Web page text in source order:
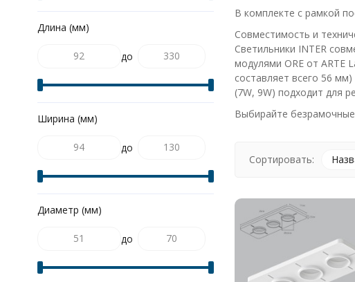
В комплекте с рамкой
Совместимость и
Светильники INTER
модулями ORE от ARTE
составляет всего 56
(7W, 9W) подходит для
Выбирайте
Сортировать:
Длина (мм)
до
Ширина (мм)
до
Диаметр (мм)
до